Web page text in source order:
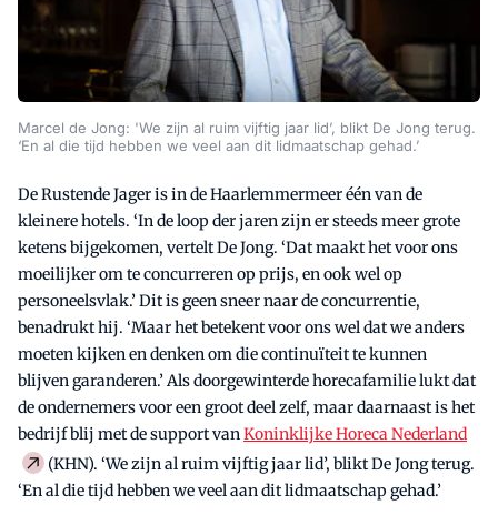
Marcel de Jong: 'We zijn al ruim vijftig jaar lid’, blikt De Jong terug.
‘En al die tijd hebben we veel aan dit lidmaatschap gehad.’
De Rustende Jager is in de Haarlemmermeer één van de
kleinere hotels. ‘In de loop der jaren zijn er steeds meer grote
ketens bijgekomen, vertelt De Jong. ‘Dat maakt het voor ons
moeilijker om te concurreren op prijs, en ook wel op
personeelsvlak.’ Dit is geen sneer naar de concurrentie,
benadrukt hij. ‘Maar het betekent voor ons wel dat we anders
moeten kijken en denken om die continuïteit te kunnen
blijven garanderen.’ Als doorgewinterde horecafamilie lukt dat
de ondernemers voor een groot deel zelf, maar daarnaast is het
bedrijf blij met de support vanKoninklijke Horeca Nederland
(KHN). ‘We zijn al ruim vijftig jaar lid’, blikt De Jong terug.
‘En al die tijd hebben we veel aan dit lidmaatschap gehad.’